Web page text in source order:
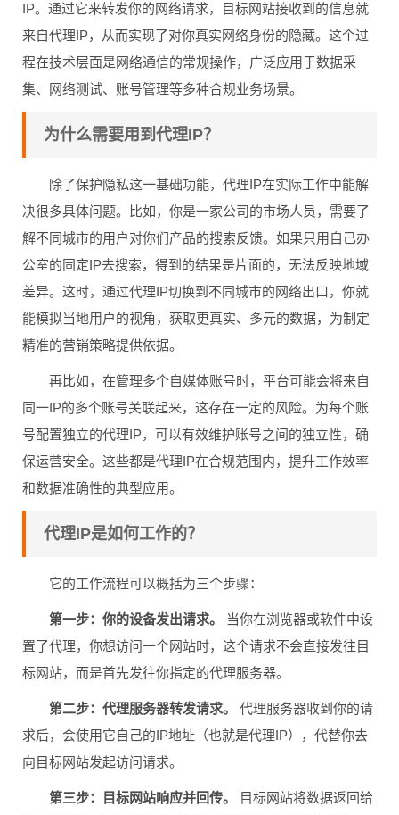
IP。通过它来转发你的网络请求，目标网站接收到的信息就
来自代理IP，从而实现了对你真实网络身份的隐藏。这个过
程在技术层面是网络通信的常规操作，广泛应用于数据采
集、网络测试、账号管理等多种合规业务场景。
为什么需要用到代理IP？
除了保护隐私这一基础功能，代理IP在实际工作中能解
决很多具体问题。比如，你是一家公司的市场人员，需要了
解不同城市的用户对你们产品的搜索反馈。如果只用自己办
公室的固定IP去搜索，得到的结果是片面的，无法反映地域
差异。这时，通过代理IP切换到不同城市的网络出口，你就
能模拟当地用户的视角，获取更真实、多元的数据，为制定
精准的营销策略提供依据。
再比如，在管理多个自媒体账号时，平台可能会将来自
同一IP的多个账号关联起来，这存在一定的风险。为每个账
号配置独立的代理IP，可以有效维护账号之间的独立性，确
保运营安全。这些都是代理IP在合规范围内，提升工作效率
和数据准确性的典型应用。
代理IP是如何工作的？
它的工作流程可以概括为三个步骤：
第一步：你的设备发出请求。
当你在浏览器或软件中设
置了代理，你想访问一个网站时，这个请求不会直接发往目
标网站，而是首先发往你指定的代理服务器。
第二步：代理服务器转发请求。
代理服务器收到你的请
求后，会使用它自己的IP地址（也就是代理IP），代替你去
向目标网站发起访问请求。
第三步：目标网站响应并回传。
目标网站将数据返回给